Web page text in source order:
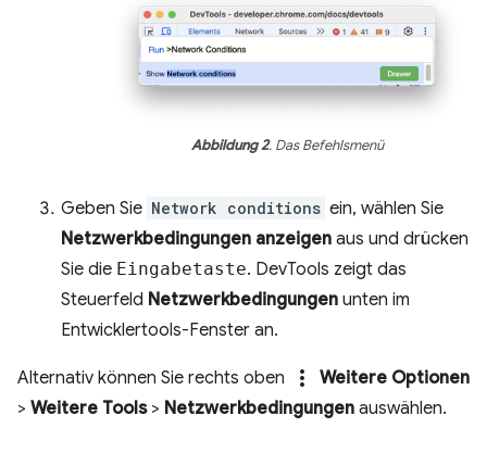
Abbildung 2. Das Befehlsmenü
Geben Sie Network conditions ein, wählen Sie
Netzwerkbedingungen anzeigen aus und drücken
Sie die Eingabetaste. DevTools zeigt das
Steuerfeld Netzwerkbedingungen unten im
Entwicklertools-Fenster an.
Alternativ können Sie rechts oben more_vert
Weitere Optionen
> Weitere Tools> Netzwerkbedingungen auswählen.